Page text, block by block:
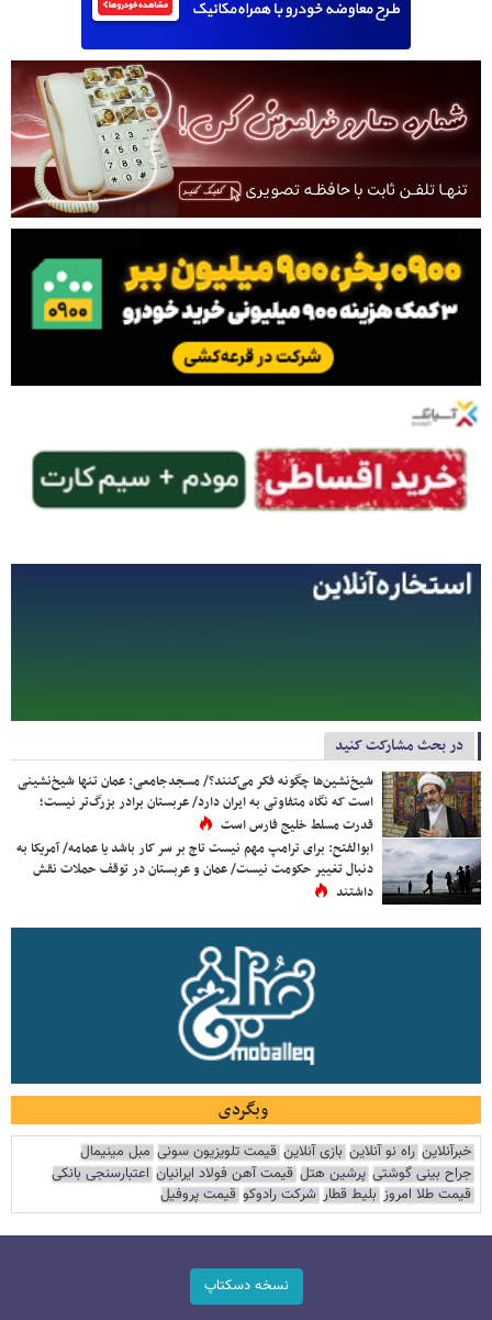
در بحث مشارکت کنید
شیخ‌نشین‌ها چگونه فکر می‌کنند؟/ مسجدجامعی: عمان تنها شیخ‌نشینی
است که نگاه متفاوتی به ایران دارد/ عربستان برادر بزرگ‌تر نیست؛
قدرت مسلط خلیج فارس است
ابوالفتح: برای ترامپ مهم نیست تاج بر سر کار باشد یا عمامه/ آمریکا به
دنبال تغییر حکومت نیست/ عمان و عربستان در توقف حملات نقش
داشتند
وبگردی
خبرآنلاین راه نو آنلاین بازی آنلاین قیمت تلویزیون سونی مبل مینیمال
جراح بینی گوشتی پرشین هتل قیمت آهن فولاد ایرانیان اعتبارسنجی بانکی
قیمت طلا امروز بلیط قطار شرکت رادوکو قیمت پروفیل
نسخه دسکتاپ